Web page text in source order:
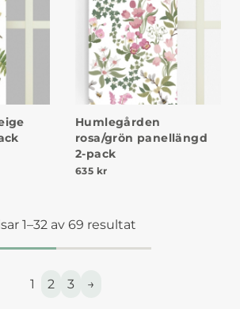
Humlegården
rosa/grön panellängd
2-pack
635 kr
1–32 av 69 resultat
1 2 3 →